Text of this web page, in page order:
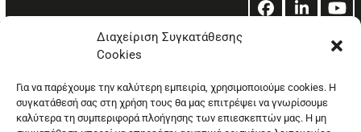
Διαχείριση Συγκατάθεσης
Cookies
Για να παρέχουμε την καλύτερη εμπειρία, χρησιμοποιούμε cookies. Η
συγκατάθεσή σας στη χρήση τους θα μας επιτρέψει να γνωρίσουμε
καλύτερα τη συμπεριφορά πλοήγησης των επιεσκεπτών μας. Η μη
Facebook
LinkedIn
© Copyright: Ethos Media S.A.